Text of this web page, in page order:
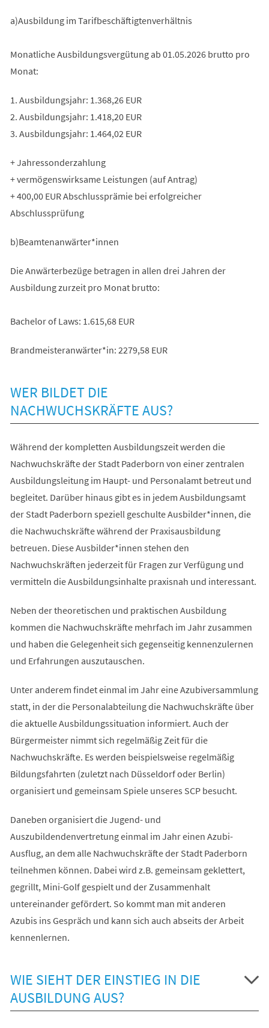
a)Ausbildung im Tarifbeschäftigtenverhältnis
Monatliche Ausbildungsvergütung ab 01.05.2026 brutto pro
Monat:
1. Ausbildungsjahr: 1.368,26 EUR
2. Ausbildungsjahr: 1.418,20 EUR
3. Ausbildungsjahr: 1.464,02 EUR
+ Jahressonderzahlung
+ vermögenswirksame Leistungen (auf Antrag)
+ 400,00 EUR Abschlussprämie bei erfolgreicher
Abschlussprüfung
b)Beamtenanwärter*innen
Die Anwärterbezüge betragen in allen drei Jahren der
Ausbildung zurzeit pro Monat brutto:
Bachelor of Laws: 1.615,68 EUR
Brandmeisteranwärter*in: 2279,58 EUR
WER BILDET DIE
NACHWUCHSKRÄFTE AUS?
Während der kompletten Ausbildungszeit werden die
Nachwuchskräfte der Stadt Paderborn von einer zentralen
Ausbildungsleitung im Haupt- und Personalamt betreut und
begleitet. Darüber hinaus gibt es in jedem Ausbildungsamt
der Stadt Paderborn speziell geschulte Ausbilder*innen, die
die Nachwuchskräfte während der Praxisausbildung
betreuen. Diese Ausbilder*innen stehen den
Nachwuchskräften jederzeit für Fragen zur Verfügung und
vermitteln die Ausbildungsinhalte praxisnah und interessant.
Neben der theoretischen und praktischen Ausbildung
kommen die Nachwuchskräfte mehrfach im Jahr zusammen
und haben die Gelegenheit sich gegenseitig kennenzulernen
und Erfahrungen auszutauschen.
Unter anderem findet einmal im Jahr eine Azubiversammlung
statt, in der die Personalabteilung die Nachwuchskräfte über
die aktuelle Ausbildungssituation informiert. Auch der
Bürgermeister nimmt sich regelmäßig Zeit für die
Nachwuchskräfte. Es werden beispielsweise regelmäßig
Bildungsfahrten (zuletzt nach Düsseldorf oder Berlin)
organisiert und gemeinsam Spiele unseres SCP besucht.
Daneben organisiert die Jugend- und
Auszubildendenvertretung einmal im Jahr einen Azubi-
Ausflug, an dem alle Nachwuchskräfte der Stadt Paderborn
teilnehmen können. Dabei wird z.B. gemeinsam geklettert,
gegrillt, Mini-Golf gespielt und der Zusammenhalt
untereinander gefördert. So kommt man mit anderen
Azubis ins Gespräch und kann sich auch abseits der Arbeit
kennenlernen.
WIE SIEHT DER EINSTIEG IN DIE
AUSBILDUNG AUS?